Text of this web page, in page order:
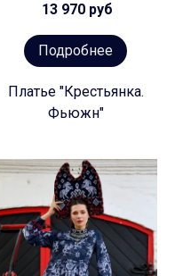
13 970 руб
Подробнее
Платье "Крестьянка.
Фьюжн"